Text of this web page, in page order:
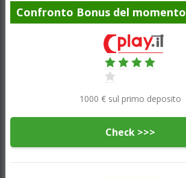
Confronto Bonus del momento
1000 € sul primo deposito
Check >>>